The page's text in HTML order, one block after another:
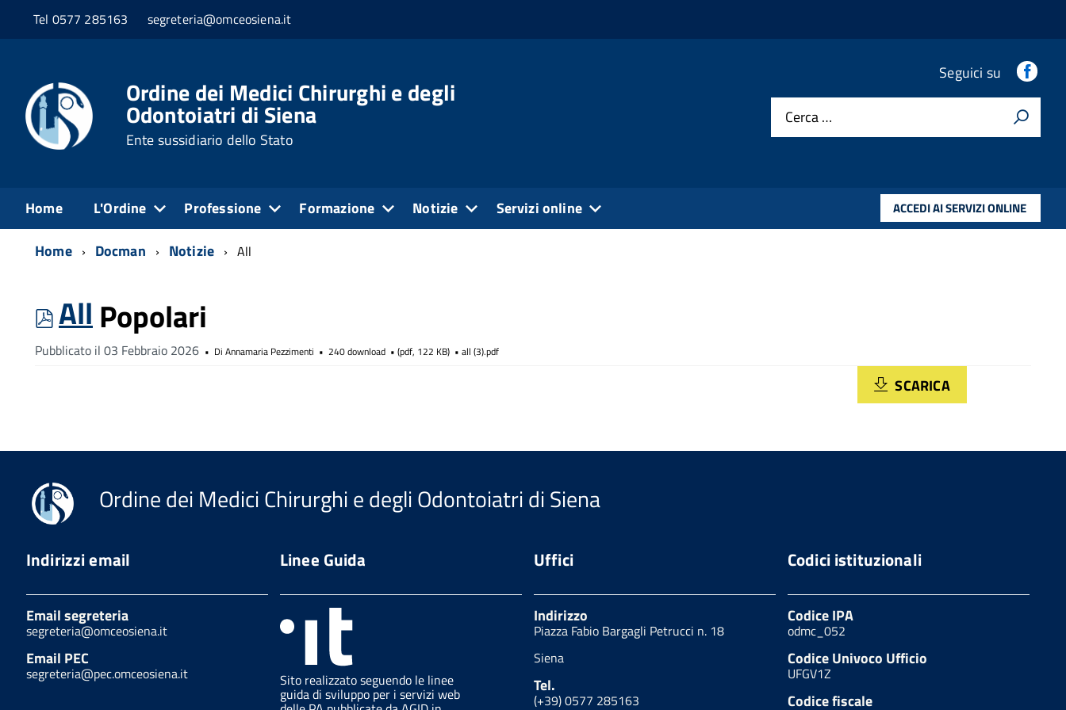
Tel 0577 285163 segreteria@omceosiena.it
Ordine dei Medici Chirurghi e degli
Odontoiatri di Siena
Ente sussidiario dello Stato
Seguici su
Cerca …
Home L'Ordine Professione Formazione Notizie Servizi online ACCEDI AI SERVIZI ONLINE
Home Docman Notizie All
pdf
AllPopolari
Pubblicato il 03 Febbraio 2026 Di Annamaria Pezzimenti 240 download (pdf, 122 KB) all (3).pdf
SCARICA
Ordine dei Medici Chirurghi e degli Odontoiatri di Siena
Indirizzi email
Email segreteria
segreteria@omceosiena.it
Email PEC
segreteria@pec.omceosiena.it
Linee Guida
Sito realizzato seguendo le linee
guida di sviluppo per i servizi web
Uffici
Indirizzo
Piazza Fabio Bargagli Petrucci n. 18
Siena
Tel.
(+39) 0577 285163
Codici istituzionali
Codice IPA
odmc_052
Codice Univoco Ufficio
UFGV1Z
Codice fiscale